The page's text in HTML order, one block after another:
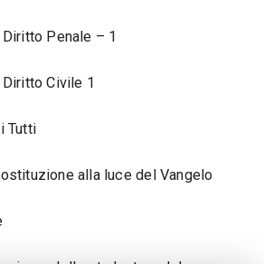
Penale – 1
Civile 1
Tutti
alla luce del Vangelo